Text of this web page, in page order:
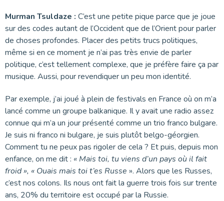
Murman Tsuldaze : C’est une petite pique parce que je joue
sur des codes autant de l’Occident que de l’Orient pour parler
de choses profondes. Placer des petits trucs politiques,
même si en ce moment je n’ai pas très envie de parler
politique, c’est tellement complexe, que je préfère faire ça par
musique. Aussi, pour revendiquer un peu mon identité.
Par exemple, j’ai joué à plein de festivals en France où on m’a
lancé comme un groupe balkanique. Il y avait une radio assez
connue qui m’a un jour présenté comme un trio franco bulgare.
Je suis ni franco ni bulgare, je suis plutôt belgo-géorgien.
Comment tu ne peux pas rigoler de cela ? Et puis, depuis mon
enfance, on me dit : « Mais toi, tu viens d’un pays où il fait
froid », « Ouais mais toi t’es Russe ». Alors que les Russes,
c’est nos colons. Ils nous ont fait la guerre trois fois sur trente
ans, 20% du territoire est occupé par la Russie.